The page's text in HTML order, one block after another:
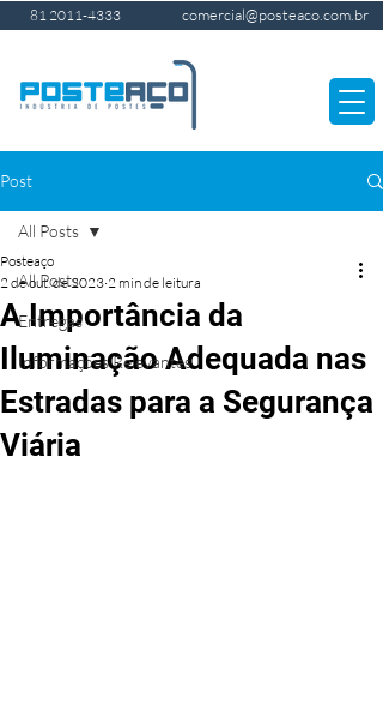
81 2011-4333 comercial@posteaco.com.br
Post
All Posts
Entregas
Informações Relevantes
All Posts
A Importância da
Iluminação Adequada nas
Estradas para a Segurança
Viária
Posteaço
2 de out. de 2023 2 min de leitura